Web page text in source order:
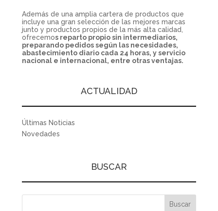
Además de una amplia cartera de productos que
incluye una gran selección de las mejores marcas
junto y productos propios de la más alta calidad,
ofrecemos reparto propio sin intermediarios,
preparando pedidos según las necesidades,
abastecimiento diario cada 24 horas, y servicio
nacional e internacional, entre otras ventajas.
ACTUALIDAD
Últimas Noticias
Novedades
BUSCAR